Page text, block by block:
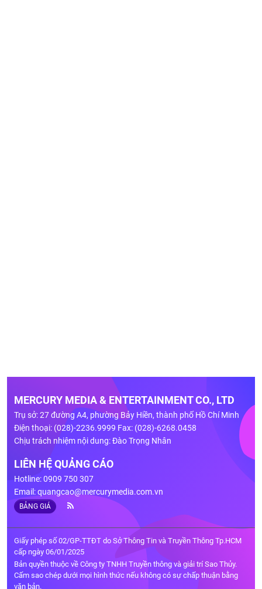
MERCURY MEDIA & ENTERTAINMENT CO., LTD
Trụ sở: 27 đường A4, phường Bảy Hiền, thành phố Hồ Chí Minh
Điện thoại: (028)-2236.9999 Fax: (028)-6268.0458
Chịu trách nhiệm nội dung: Đào Trọng Nhân
LIÊN HỆ QUẢNG CÁO
Hotline: 0909 750 307
Email:quangcao@mercurymedia.com.vn
BẢNG GIÁ
Giấy phép số 02/GP-TTĐT do Sở Thông Tin và Truyền Thông Tp.HCM
cấp ngày 06/01/2025
Bản quyền thuộc về Công ty TNHH Truyền thông và giải trí Sao Thủy.
Cấm sao chép dưới mọi hình thức nếu không có sự chấp thuận bằng
văn bản.